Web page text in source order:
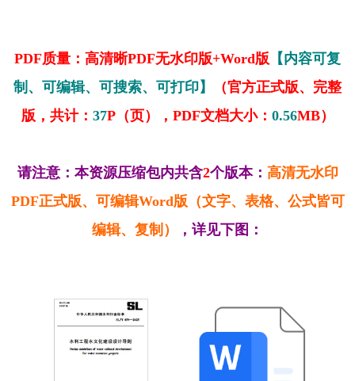
PDF质量：高清晰PDF无水印版+Word版 【内容可复
制、可编辑、可搜索、可打印】
（官方正式版、完整
版，共计： 37P（页），PDF文档大小： 0.56MB）
请注意：本资源压缩包内共含2个版本： 高清无水印
PDF正式版、可编辑Word版（文字、表格、公式皆可
编辑、复制）
，详见下图：